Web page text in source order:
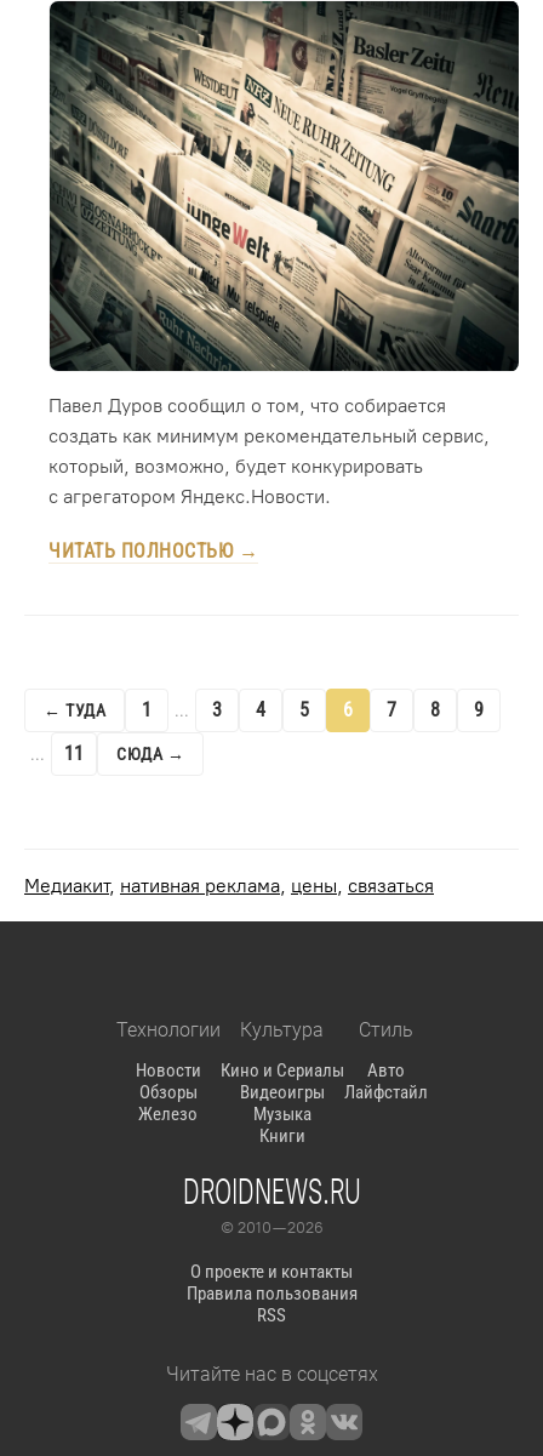
Павел Дуров сообщил о том, что собирается
создать как минимум рекомендательный сервис,
который, возможно, будет конкурировать
с агрегатором Яндекс.Новости.
ЧИТАТЬ ПОЛНОСТЬЮ →
← ТУДА 1 ... 3 4 5 6 7 8 9
... 11 СЮДА →
Медиакит, нативная реклама цены связаться
DROIDNEWS.RU
© 2010 — 2026
О проекте и контакты
Правила пользования
RSS
Технологии
Новости
Обзоры
Железо
Культура
Кино и Сериалы
Видеоигры
Музыка
Книги
Стиль
Авто
Лайфстайл
Читайте нас в соцсетях